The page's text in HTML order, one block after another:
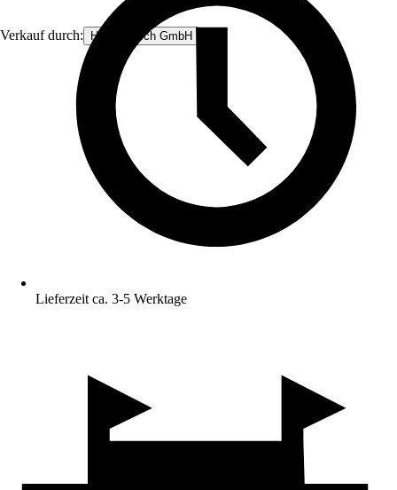
Verkauf durch: Heinz Hirsch GmbH
Lieferzeit ca. 3-5 Werktage